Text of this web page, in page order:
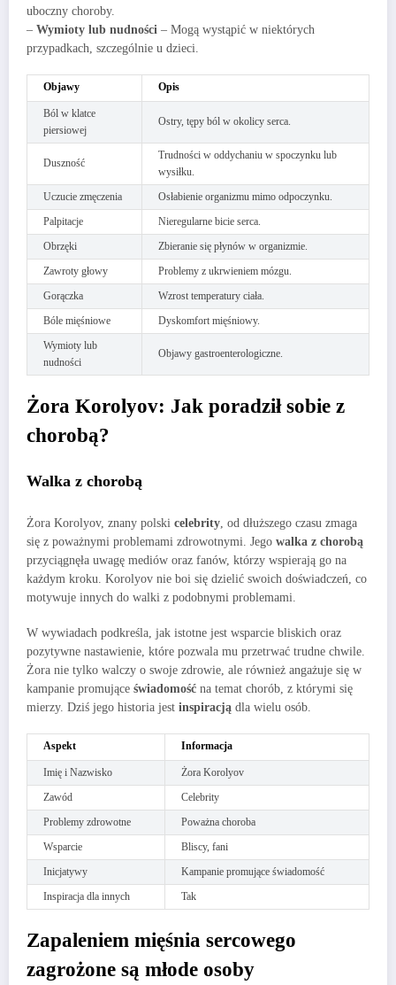
uboczny choroby.
– Wymioty lub nudności – Mogą wystąpić w niektórych
przypadkach, szczególnie u dzieci.
Objawy Opis
Ból w klatce
piersiowej
Ostry, tępy ból w okolicy serca.
Duszność
Trudności w oddychaniu w spoczynku lub
wysiłku.
Uczucie zmęczenia
Osłabienie organizmu mimo odpoczynku.
Palpitacje
Nieregularne bicie serca.
Obrzęki
Zbieranie się płynów w organizmie.
Zawroty głowy
Problemy z ukrwieniem mózgu.
Gorączka
Wzrost temperatury ciała.
Bóle mięśniowe
Dyskomfort mięśniowy.
Wymioty lub
nudności
Objawy gastroenterologiczne.
Żora Korolyov: Jak poradził sobie z
chorobą?
Walka z chorobą
Żora Korolyov, znany polski celebrity , od dłuższego czasu zmaga
się z poważnymi problemami zdrowotnymi. Jego walka z chorobą
przyciągnęła uwagę mediów oraz fanów, którzy wspierają go na
każdym kroku. Korolyov nie boi się dzielić swoich doświadczeń, co
motywuje innych do walki z podobnymi problemami.
W wywiadach podkreśla, jak istotne jest wsparcie bliskich oraz
pozytywne nastawienie, które pozwala mu przetrwać trudne chwile.
Żora nie tylko walczy o swoje zdrowie, ale również angażuje się w
kampanie promujące świadomość na temat chorób, z którymi się
mierzy. Dziś jego historia jest inspiracją dla wielu osób.
Aspekt Informacja
Imię i Nazwisko
Żora Korolyov
Zawód
Celebrity
Problemy zdrowotne
Poważna choroba
Wsparcie
Bliscy, fani
Inicjatywy
Kampanie promujące świadomość
Inspiracja dla innych
Tak
Zapaleniem mięśnia sercowego
zagrożone są młode osoby